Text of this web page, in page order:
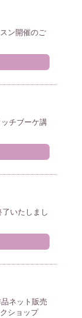
ン開催のご
チブーケ講
いたしまし
ネット販売
ショップ